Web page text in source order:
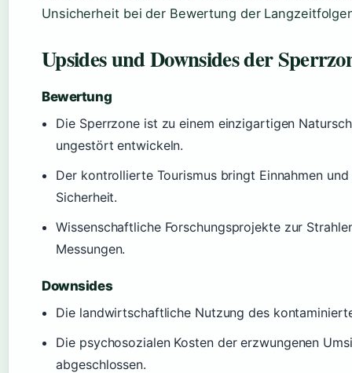
Unsicherheit bei der Bewertung der
Upsides und Downsides der
Bewertung
Die Sperrzone ist zu einem einzigartigen
ungestört entwickeln.
Der kontrollierte Tourismus bringt Einnahmen
Sicherheit.
Wissenschaftliche Forschungsprojekte zur
Messungen.
Downsides
Die landwirtschaftliche Nutzung des
Die psychosozialen Kosten der erzwungenen
abgeschlossen.